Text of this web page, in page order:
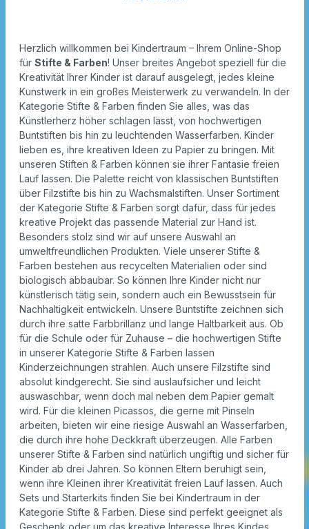
Herzlich willkommen bei Kindertraum – Ihrem Online-Shop
für Stifte & Farben! Unser breites Angebot speziell für die
Kreativität Ihrer Kinder ist darauf ausgelegt, jedes kleine
Kunstwerk in ein großes Meisterwerk zu verwandeln. In der
Kategorie Stifte & Farben finden Sie alles, was das
Künstlerherz höher schlagen lässt, von hochwertigen
Buntstiften bis hin zu leuchtenden Wasserfarben. Kinder
lieben es, ihre kreativen Ideen zu Papier zu bringen. Mit
unseren Stiften & Farben können sie ihrer Fantasie freien
Lauf lassen. Die Palette reicht von klassischen Buntstiften
über Filzstifte bis hin zu Wachsmalstiften. Unser Sortiment
der Kategorie Stifte & Farben sorgt dafür, dass für jedes
kreative Projekt das passende Material zur Hand ist.
Besonders stolz sind wir auf unsere Auswahl an
umweltfreundlichen Produkten. Viele unserer Stifte &
Farben bestehen aus recycelten Materialien oder sind
biologisch abbaubar. So können Ihre Kinder nicht nur
künstlerisch tätig sein, sondern auch ein Bewusstsein für
Nachhaltigkeit entwickeln. Unsere Buntstifte zeichnen sich
durch ihre satte Farbbrillanz und lange Haltbarkeit aus. Ob
für die Schule oder für Zuhause – die hochwertigen Stifte
in unserer Kategorie Stifte & Farben lassen
Kinderzeichnungen strahlen. Auch unsere Filzstifte sind
absolut kindgerecht. Sie sind auslaufsicher und leicht
auswaschbar, wenn doch mal neben dem Papier gemalt
wird. Für die kleinen Picassos, die gerne mit Pinseln
arbeiten, bieten wir eine riesige Auswahl an Wasserfarben,
die durch ihre hohe Deckkraft überzeugen. Alle Farben
unserer Stifte & Farben sind natürlich ungiftig und sicher für
Kinder ab drei Jahren. So können Eltern beruhigt sein,
wenn ihre Kleinen ihrer Kreativität freien Lauf lassen. Auch
Sets und Starterkits finden Sie bei Kindertraum in der
Kategorie Stifte & Farben. Diese sind perfekt geeignet als